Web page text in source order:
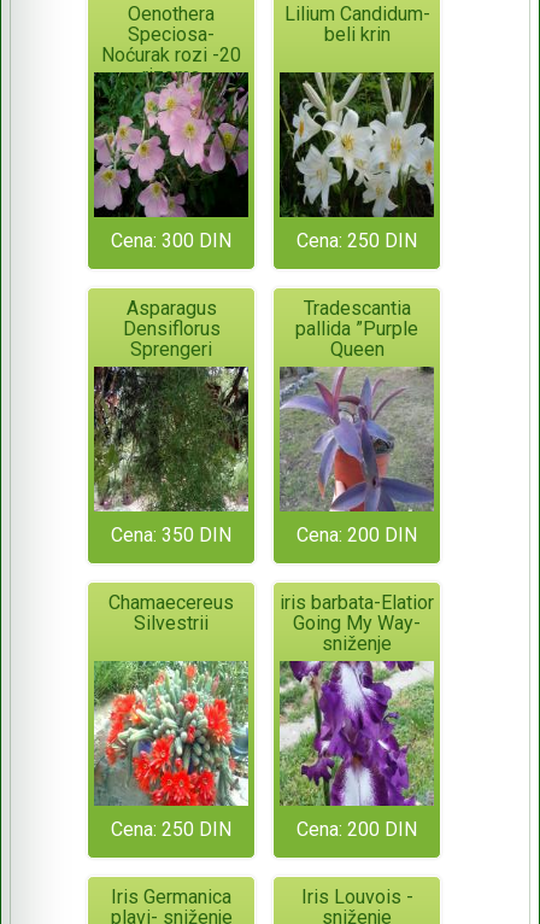
Oenothera
Speciosa-
Noćurak rozi -20
rizoma
Cena: 300 DIN
Lilium Candidum-
beli krin
Cena: 250 DIN
Asparagus
Densiflorus
Sprengeri
Cena: 350 DIN
Tradescantia
pallida ”Purple
Queen
Cena: 200 DIN
Chamaecereus
Silvestrii
Cena: 250 DIN
iris barbata-Elatior
Going My Way-
sniženje
Cena: 200 DIN
Iris Germanica
plavi- sniženje
Iris Louvois -
sniženje